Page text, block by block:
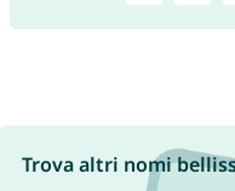
Trova altri nomi